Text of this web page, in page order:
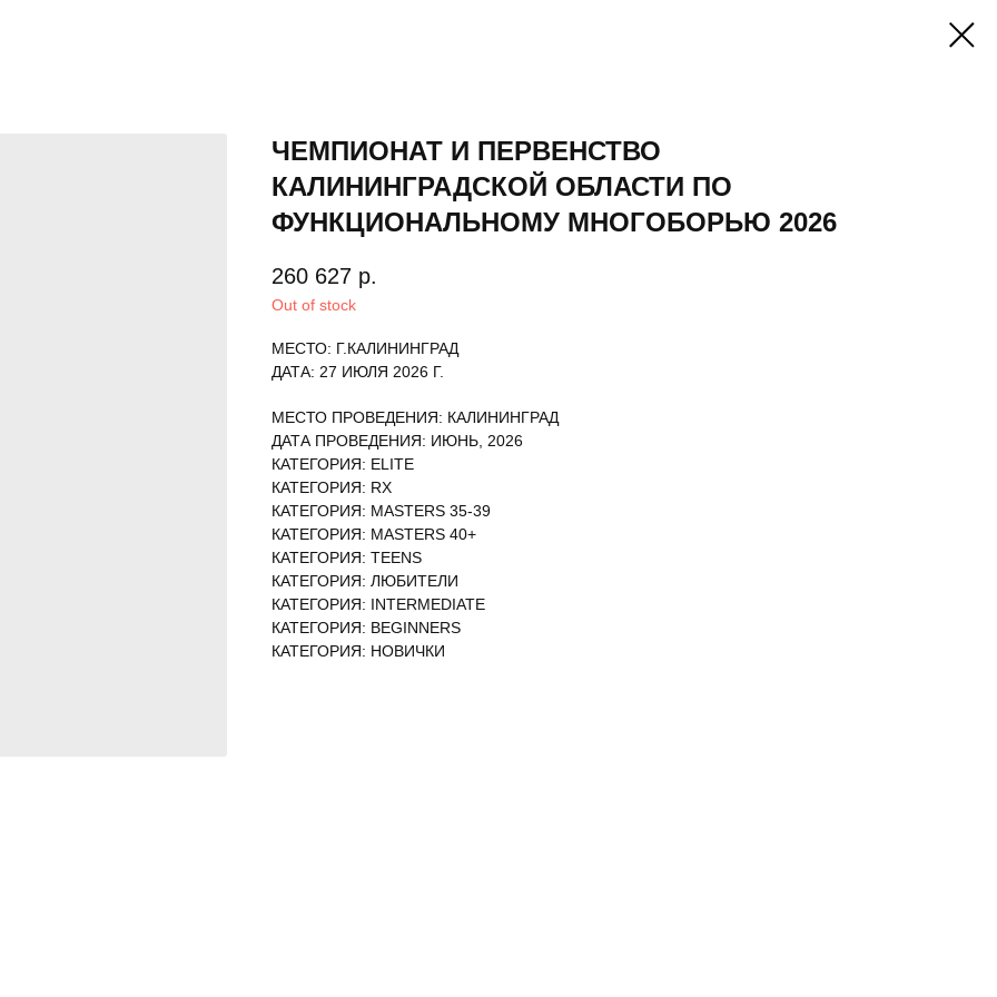
ЧЕМПИОНАТ И ПЕРВЕНСТВО
КАЛИНИНГРАДСКОЙ ОБЛАСТИ ПО
ФУНКЦИОНАЛЬНОМУ МНОГОБОРЬЮ 2026
260 627 р.
Out of stock
МЕСТО: Г.КАЛИНИНГРАД
ДАТА: 27 ИЮЛЯ 2026 Г.
МЕСТО ПРОВЕДЕНИЯ: КАЛИНИНГРАД
ДАТА ПРОВЕДЕНИЯ: ИЮНЬ, 2026
КАТЕГОРИЯ: ELITE
КАТЕГОРИЯ: RX
КАТЕГОРИЯ: MASTERS 35-39
КАТЕГОРИЯ: MASTERS 40+
КАТЕГОРИЯ: TEENS
КАТЕГОРИЯ: ЛЮБИТЕЛИ
КАТЕГОРИЯ: INTERMEDIATE
КАТЕГОРИЯ: BEGINNERS
КАТЕГОРИЯ: НОВИЧКИ